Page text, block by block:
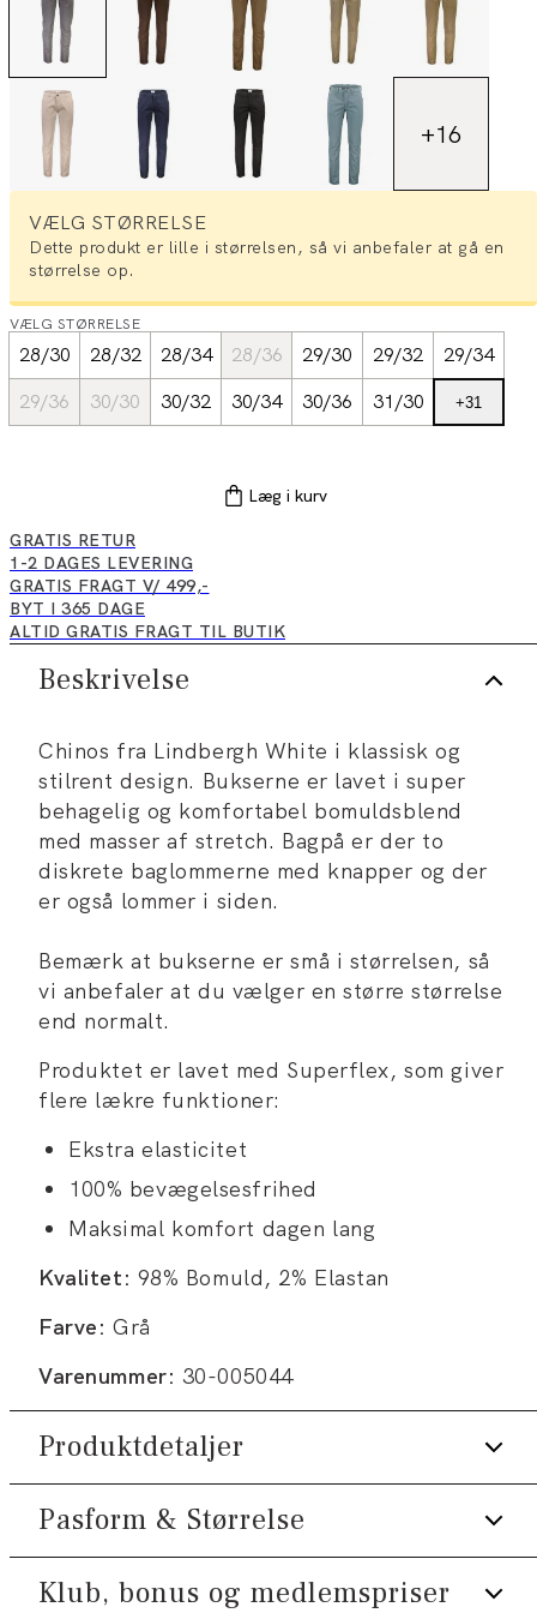
+16
VÆLG STØRRELSE
Dette produkt er lille i størrelsen, så vi anbefaler at gå en
størrelse op.
VÆLG STØRRELSE
28/30 28/32 28/34 28/36 29/30 29/32
29/34
29/36
30/30 30/32 30/34 30/36 31/30 +31
Læg i kurv
GRATIS RETUR
1-2 DAGES LEVERING
GRATIS FRAGT V/ 499,-
BYT I 365 DAGE
ALTID GRATIS FRAGT TIL BUTIK
Beskrivelse
Chinos fra Lindbergh White i klassisk og
stilrent design. Bukserne er lavet i super
behagelig og komfortabel bomuldsblend
med masser af stretch. Bagpå er der to
diskrete baglommerne med knapper og der
er også lommer i siden.
Bemærk at bukserne er små i størrelsen, så
vi anbefaler at du vælger en større størrelse
end normalt.
Produktet er lavet med Superflex, som giver
flere lækre funktioner:
Ekstra elasticitet
100% bevægelsesfrihed
Maksimal komfort dagen lang
Kvalitet: 98% Bomuld, 2% Elastan
Farve: Grå
Varenummer: 30-005044
Produktdetaljer
Lavet med Superflex, der giver ekstra
Der er to lommer på siden.
Pasform & Størrelse
Fit:Slim fit
Klub, bonus og medlemspriser